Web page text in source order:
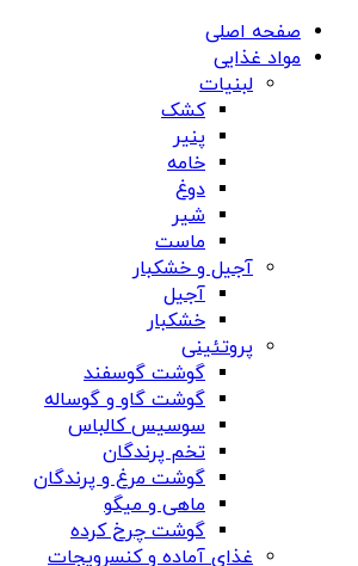
صفحه اصلی
مواد غذایی
لبنیات
کشک
پنیر
خامه
دوغ
شیر
ماست
آجیل و خشکبار
آجیل
خشکبار
پروتئینی
گوشت گوسفند
گوشت گاو و گوساله
سوسیس کالباس
تخم پرندگان
گوشت مرغ و پرندگان
ماهی و میگو
گوشت چرخ کرده
غذای آماده و کنسرویجات